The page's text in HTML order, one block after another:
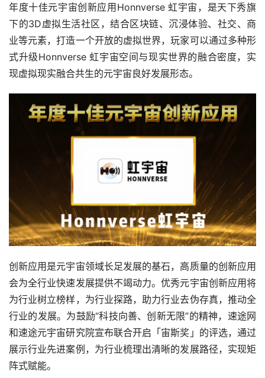
年度十佳元宇宙创新应用Honnverse 虹宇宙，是天下秀旗
下的3D虚拟生活社区，结合区块链、沉浸体验、社交、商
业等元素，打造一个开放的虚拟世界，玩家可以通过多种形
式升级Honnverse 虹宇宙空间与现实世界的融合密度，实
现虚拟现实融合共生的元宇宙良好发展形态。
创新应用是元宇宙领域长足发展的基石，高质量的创新应用
会为全行业快速发展提供不竭动力。优秀元宇宙创新应用将
为行业树立榜样，为行业探路，助力行业去伪存真，推动全
行业的发展。为鼓励“科技向善、创新无限”的精神，速途网
和速途元宇宙研究院宣布联合开启「宙斯奖」的评选，通过
展示行业先进案例，为行业梳理出清晰的发展路径，实现矩
阵式赋能。